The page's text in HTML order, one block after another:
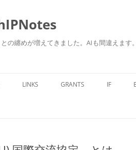
の纏めが増えてきました。AIも間違えま
LINKS GRANTS IF